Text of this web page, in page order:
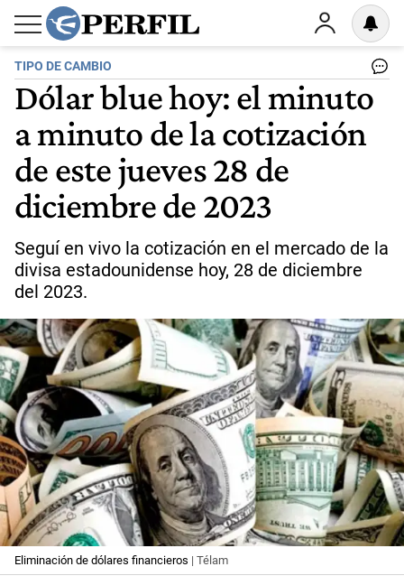
TIPO DE CAMBIO
Dólar blue hoy: el minuto
a minuto de la cotización
de este jueves 28 de
diciembre de 2023
Seguí en vivo la cotización en el mercado de la
divisa estadounidense hoy, 28 de diciembre
del 2023.
Eliminación de dólares financieros | Télam